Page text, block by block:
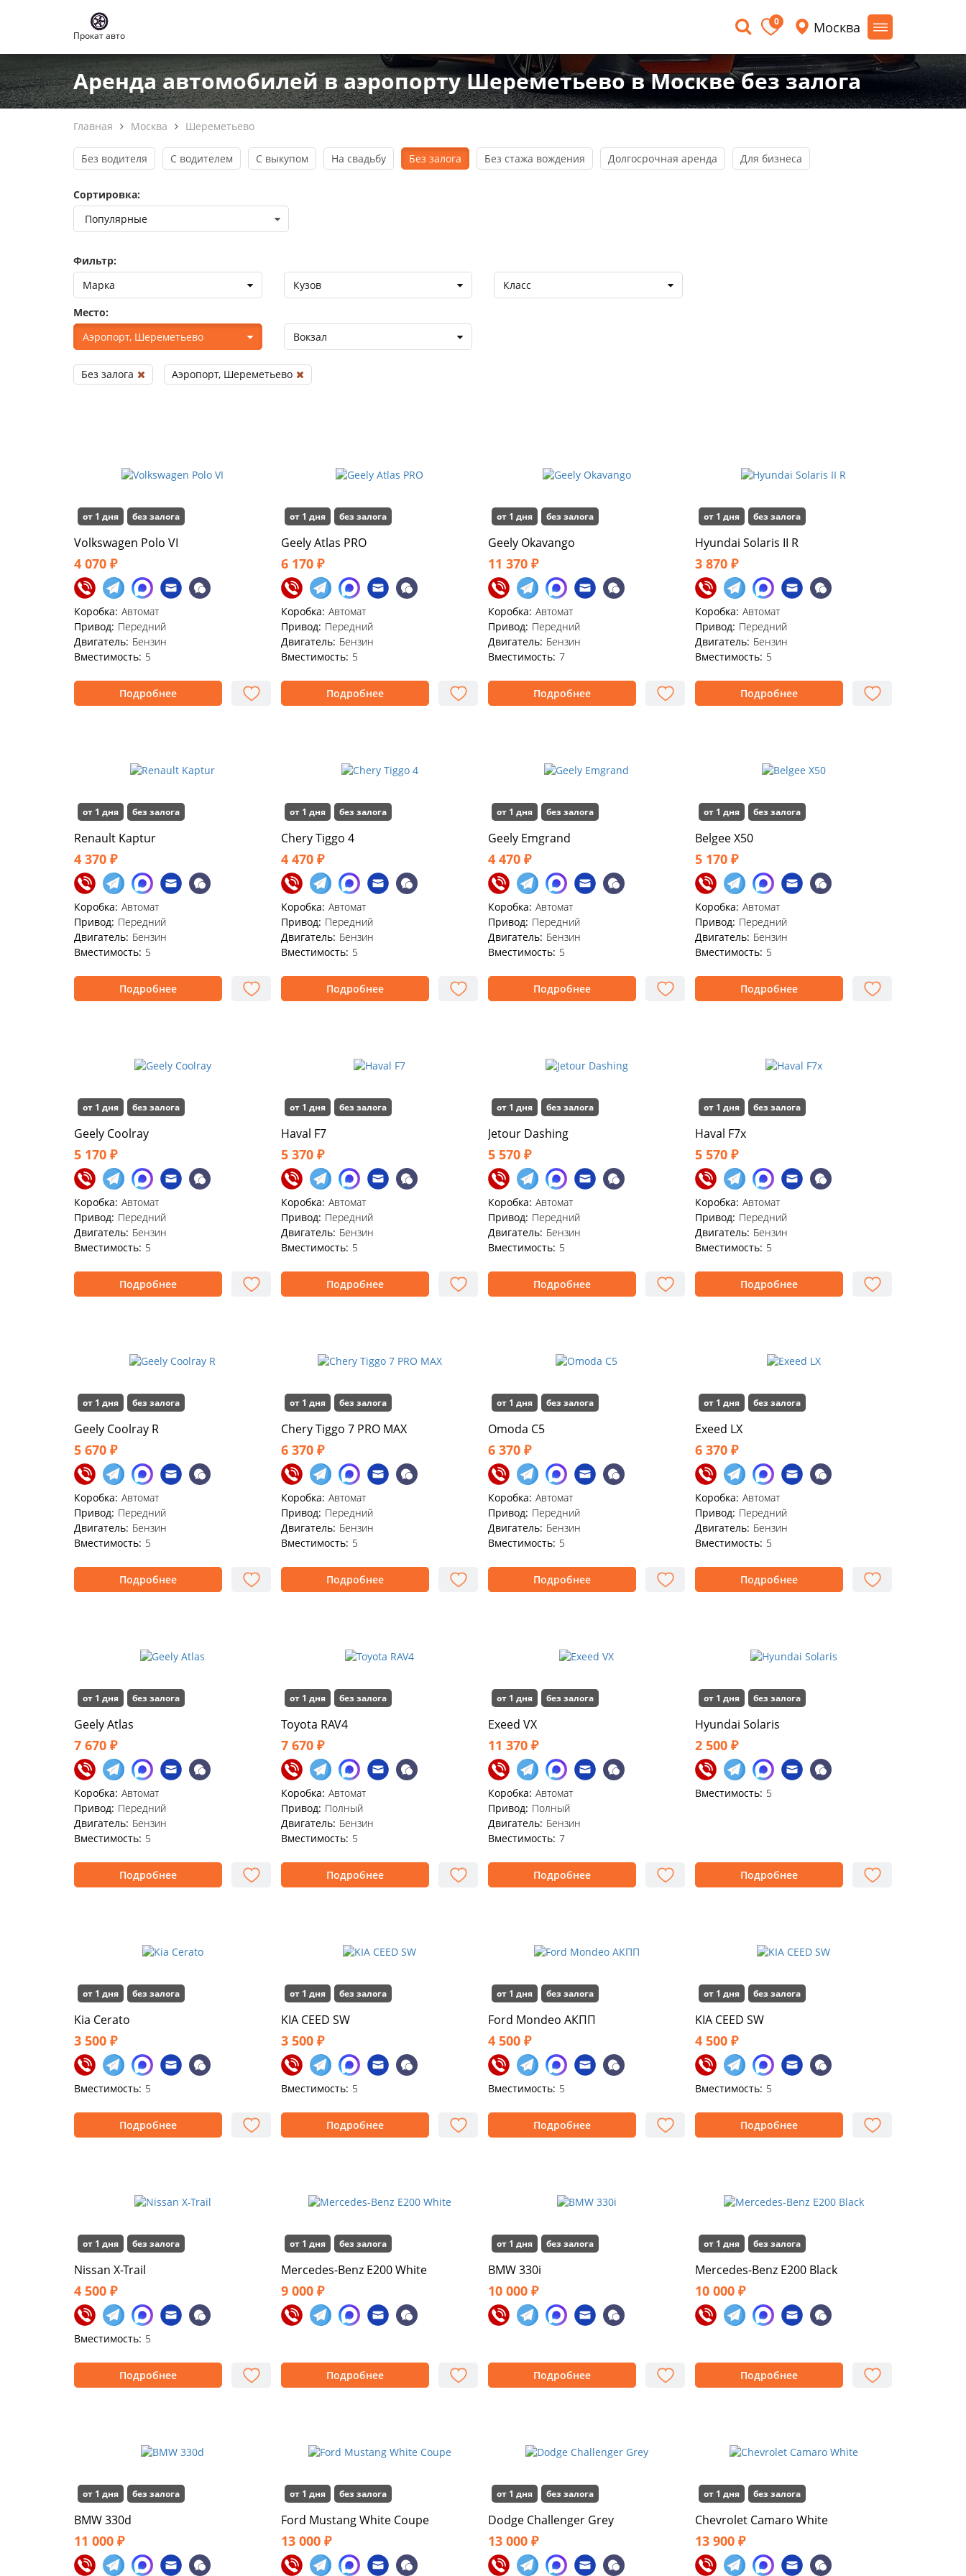
Прокат авто
0 Москва
Аренда автомобилей в аэропорту Шереметьево в Москве без залога
Главная Москва Шереметьево
от 1 дня без залога
Volkswagen Polo VI
4 070 ₽
Коробка: Автомат
Привод: Передний
Двигатель: Бензин
Вместимость: 5
Подробнее
от 1 дня без залога
Geely Atlas PRO
6 170 ₽
Коробка: Автомат
Привод: Передний
Двигатель: Бензин
Вместимость: 5
Подробнее
от 1 дня без залога
Geely Okavango
11 370 ₽
Коробка: Автомат
Привод: Передний
Двигатель: Бензин
Вместимость: 7
Подробнее
от 1 дня без залога
Hyundai Solaris II R
3 870 ₽
Коробка: Автомат
Привод: Передний
Двигатель: Бензин
Вместимость: 5
Подробнее
от 1 дня без залога
Renault Kaptur
4 370 ₽
Коробка: Автомат
Привод: Передний
Двигатель: Бензин
Вместимость: 5
Подробнее
от 1 дня без залога
Chery Tiggo 4
4 470 ₽
Коробка: Автомат
Привод: Передний
Двигатель: Бензин
Вместимость: 5
Подробнее
от 1 дня без залога
Geely Emgrand
4 470 ₽
Коробка: Автомат
Привод: Передний
Двигатель: Бензин
Вместимость: 5
Подробнее
от 1 дня без залога
Belgee X50
5 170 ₽
Коробка: Автомат
Привод: Передний
Двигатель: Бензин
Вместимость: 5
Подробнее
от 1 дня без залога
Geely Coolray
5 170 ₽
Коробка: Автомат
Привод: Передний
Двигатель: Бензин
Вместимость: 5
Подробнее
от 1 дня без залога
Haval F7
5 370 ₽
Коробка: Автомат
Привод: Передний
Двигатель: Бензин
Вместимость: 5
Подробнее
от 1 дня без залога
Jetour Dashing
5 570 ₽
Коробка: Автомат
Привод: Передний
Двигатель: Бензин
Вместимость: 5
Подробнее
от 1 дня без залога
Haval F7x
5 570 ₽
Коробка: Автомат
Привод: Передний
Двигатель: Бензин
Вместимость: 5
Подробнее
от 1 дня без залога
Geely Coolray R
5 670 ₽
Коробка: Автомат
Привод: Передний
Двигатель: Бензин
Вместимость: 5
Подробнее
от 1 дня без залога
Chery Tiggo 7 PRO MAX
6 370 ₽
Коробка: Автомат
Привод: Передний
Двигатель: Бензин
Вместимость: 5
Подробнее
от 1 дня без залога
Omoda C5
6 370 ₽
Коробка: Автомат
Привод: Передний
Двигатель: Бензин
Вместимость: 5
Подробнее
от 1 дня без залога
Exeed LX
6 370 ₽
Коробка: Автомат
Привод: Передний
Двигатель: Бензин
Вместимость: 5
Подробнее
от 1 дня без залога
Geely Atlas
7 670 ₽
Коробка: Автомат
Привод: Передний
Двигатель: Бензин
Вместимость: 5
Подробнее
от 1 дня без залога
Toyota RAV4
7 670 ₽
Коробка: Автомат
Привод: Полный
Двигатель: Бензин
Вместимость: 5
Подробнее
от 1 дня без залога
Exeed VX
11 370 ₽
Коробка: Автомат
Привод: Полный
Двигатель: Бензин
Вместимость: 7
Подробнее
от 1 дня без залога
Hyundai Solaris
2 500 ₽
Вместимость: 5
Подробнее
от 1 дня без залога
Kia Cerato
3 500 ₽
Вместимость: 5
Подробнее
от 1 дня без залога
KIA CEED SW
3 500 ₽
Вместимость: 5
Подробнее
от 1 дня без залога
Ford Mondeo АКПП
4 500 ₽
Вместимость: 5
Подробнее
от 1 дня без залога
KIA CEED SW
4 500 ₽
Вместимость: 5
Подробнее
от 1 дня без залога
Nissan X-Trail
4 500 ₽
Вместимость: 5
Подробнее
от 1 дня без залога
Mercedes-Benz E200 White
9 000 ₽
Подробнее
от 1 дня без залога
BMW 330i
10 000 ₽
Подробнее
от 1 дня без залога
Mercedes-Benz E200 Black
10 000 ₽
Подробнее
от 1 дня без залога
BMW 330d
11 000 ₽
от 1 дня без залога
Ford Mustang White Coupe
13 000 ₽
от 1 дня без залога
Dodge Challenger Grey
13 000 ₽
от 1 дня без залога
Chevrolet Camaro White
13 900 ₽
Без водителя С водителем С выкупом На свадьбу Без залога Без стажа вождения Долгосрочная аренда Для бизнеса
Сортировка:
Фильтр:
Марка
Кузов Класс
Место:
Аэропорт, Шереметьево
Вокзал
Без залога Аэропорт, Шереметьево